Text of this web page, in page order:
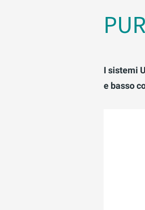
I sistemi
e basso